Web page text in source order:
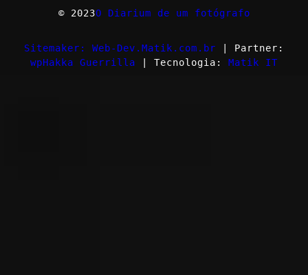
© 2023O Diarium de um fotógrafo
Sitemaker: Web-Dev.Matik.com.br | Partner:
wpHakka Guerrilla | Tecnologia: Matik IT